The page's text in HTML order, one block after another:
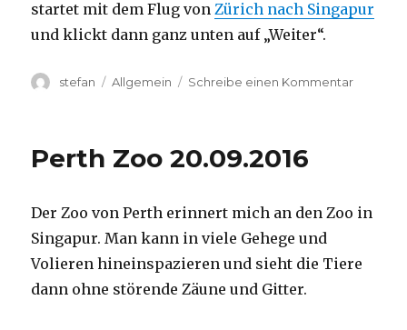
startet mit dem Flug vonZürich nach Singapur
und klickt dann ganz unten auf „Weiter“.
Autor
stefan Kategorien
Allgemein Schreibe einen Kommentarzu
Perth
Perth Zoo 20.09.2016
Der Zoo von Perth erinnert mich an den Zoo in
Singapur. Man kann in viele Gehege und
Volieren hineinspazieren und sieht die Tiere
dann ohne störende Zäune und Gitter.